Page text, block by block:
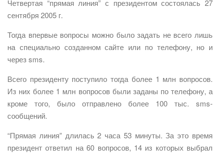
Четвертая “прямая линия” с президентом состоялась 27
сентября 2005 г.
Тогда впервые вопросы можно было задать не всего лишь
на специально созданном сайте или по телефону, но и
через sms.
Всего президенту поступило тогда более 1 млн вопросов.
Из них более 1 млн вопросов были заданы по телефону, а
кроме того, было отправлено более 100 тыс. sms-
сообщений.
“Прямая линия” длилась 2 часа 53 минуты. За это время
президент ответил на 60 вопросов, 14 из которых выбрал